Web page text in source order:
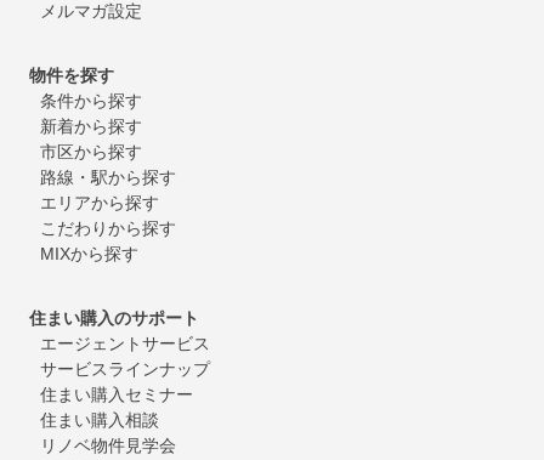
メルマガ設定
物件を探す
条件から探す
新着から探す
市区から探す
路線・駅から探す
エリアから探す
こだわりから探す
MIXから探す
住まい購入のサポート
エージェントサービス
サービスラインナップ
住まい購入セミナー
住まい購入相談
リノベ物件見学会